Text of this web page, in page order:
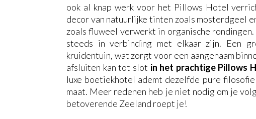
ook al knap werk voor het Pillows Hotel
decor van natuurlijke tinten zoals mosterdgeel
zoals fluweel verwerkt in organische
steeds in verbinding met elkaar zijn. Een
kruidentuin, wat zorgt voor een aangenaam
afsluiten kan tot slot in het prachtige Pillows
luxe boetiekhotel ademt dezelfde pure
maat. Meer redenen heb je niet nodig om je
betoverende Zeeland roept je!